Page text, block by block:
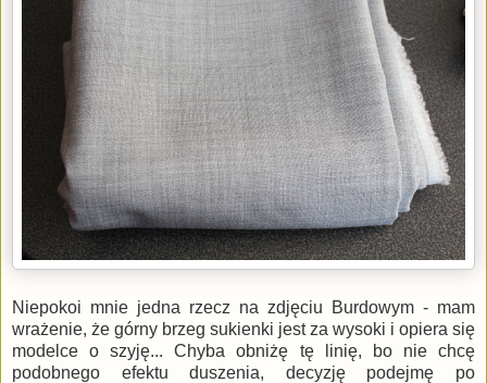
Niepokoi mnie jedna rzecz na zdjęciu Burdowym - mam
wrażenie, że górny brzeg sukienki jest za wysoki i opiera się
modelce o szyję... Chyba obniżę tę linię, bo nie chcę
podobnego efektu duszenia, decyzję podejmę po